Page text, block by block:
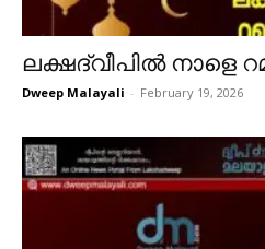
ലക്ഷദ്വീപിൽ നാളെ
Dweep Malayali - February 19, 2026